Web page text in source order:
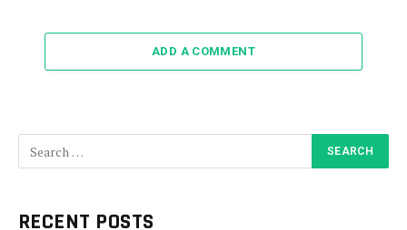
ADD A COMMENT
RECENT POSTS